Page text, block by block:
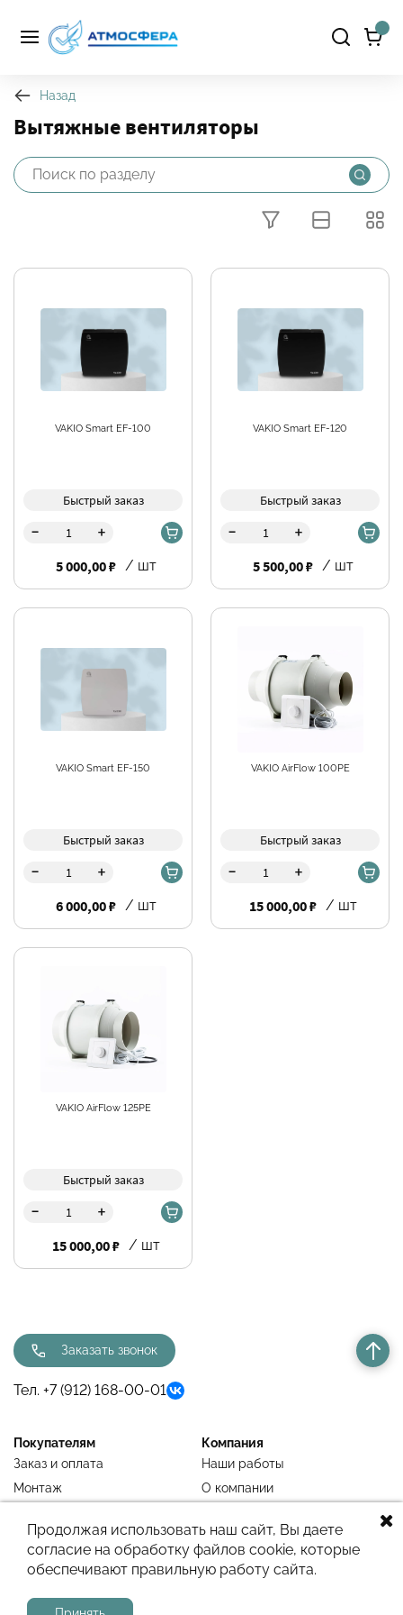
Назад
Вытяжные вентиляторы
VAKIO Smart EF-100
Быстрый заказ
- +
5 000,00 ₽ / шт
VAKIO Smart EF-120
Быстрый заказ
- +
5 500,00 ₽ / шт
VAKIO Smart EF-150
Быстрый заказ
- +
6 000,00 ₽ / шт
VAKIO AirFlow 100PE
Быстрый заказ
- +
15 000,00 ₽ / шт
VAKIO AirFlow 125PE
Быстрый заказ
- +
15 000,00 ₽ / шт
Фильтры
Покупателям
Заказ и оплата
Монтаж
Компания
Наши работы
О компании
Заказать звонок
Тел. +7 (912) 168-00-01
Сайт работает на системе
Продолжая использовать наш сайт, Вы даете
согласие на обработку файлов cookie, которые
обеспечивают правильную работу сайта.